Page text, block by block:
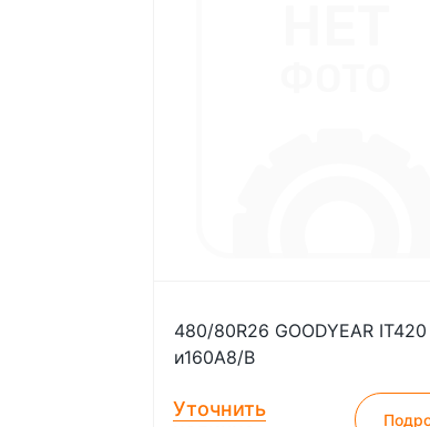
480/80R26 GOODYEAR
и160А8/В
Уточнить